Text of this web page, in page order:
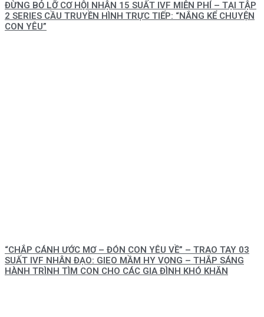
ĐỪNG BỎ LỠ CƠ HỘI NHẬN 15 SUẤT IVF MIỄN PHÍ – TẠI TẬP
2 SERIES CẦU TRUYỀN HÌNH TRỰC TIẾP: “NẮNG KỂ CHUYỆN
CON YÊU”
“CHẮP CÁNH ƯỚC MƠ – ĐÓN CON YÊU VỀ” – TRAO TAY 03
SUẤT IVF NHÂN ĐẠO: GIEO MẦM HY VỌNG – THẮP SÁNG
HÀNH TRÌNH TÌM CON CHO CÁC GIA ĐÌNH KHÓ KHĂN